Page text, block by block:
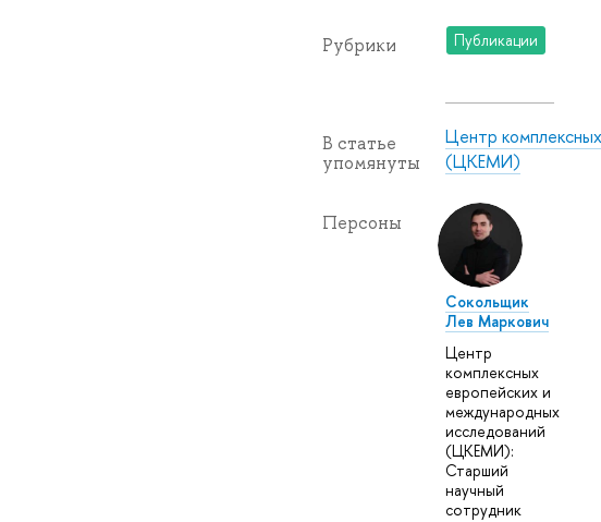
Рубрики Публикации
В статье
упомянуты
Центр
(ЦКЕМИ)
Персоны
Сокольщик
Лев Маркович
Центр
комплексных
европейских и
международных
исследований
(ЦКЕМИ):
Старший
научный
сотрудник